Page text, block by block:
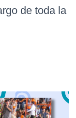
de toda la